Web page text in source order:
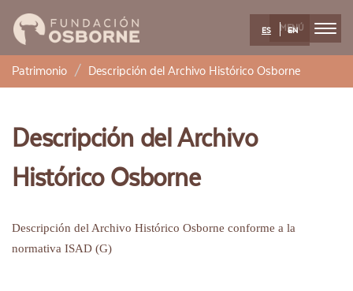
Pasar
al
principal
MENÚ
ES EN
Patrimonio Descripción del Archivo Histórico Osborne
Descripción del Archivo
Histórico Osborne
Descripción del Archivo Histórico Osborne conforme a la
normativa ISAD (G)